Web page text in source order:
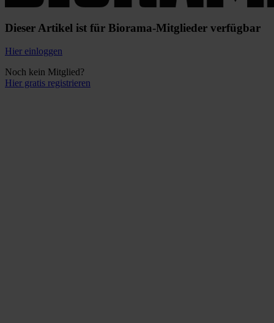
Dieser Artikel ist für Biorama-Mitglieder verfügbar
Hier einloggen
Noch kein Mitglied?
Hier gratis registrieren